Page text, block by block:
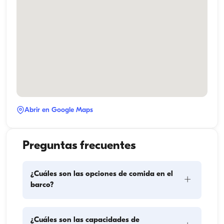
Abrir en Google Maps
Preguntas frecuentes
¿Cuáles son las opciones de comida en el
barco?
+
¿Cuáles son las capacidades de